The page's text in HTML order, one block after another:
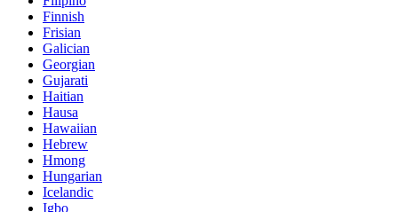
Finnish
Frisian
Galician
Georgian
Gujarati
Haitian
Hausa
Hawaiian
Hebrew
Hmong
Hungarian
Icelandic
Igbo